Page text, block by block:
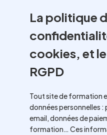
La politique
cookies, et
RGPD
Tout site de formation
données personnelles
email, données de
formation… Ces